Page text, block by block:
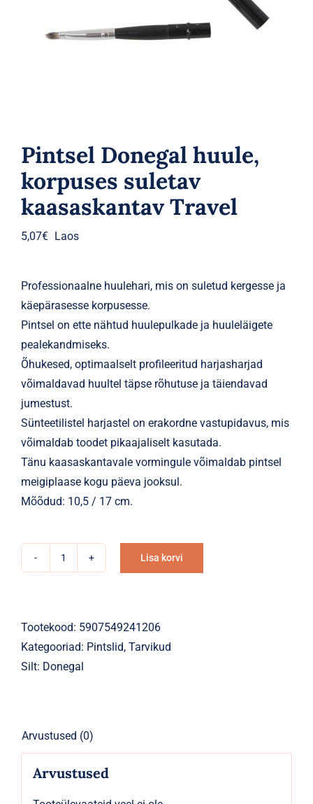
Kaubamärgid
Pintsel Donegal huule,
korpuses suletav
kaasaskantav Travel
5,07€ Laos
Professionaalne huulehari, mis on suletud kergesse ja
käepärasesse korpusesse.
Pintsel on ette nähtud huulepulkade ja huuleläigete
pealekandmiseks.
Õhukesed, optimaalselt profileeritud harjasharjad
võimaldavad huultel täpse rõhutuse ja täiendavad
jumestust.
Sünteetilistel harjastel on erakordne vastupidavus, mis
võimaldab toodet pikaajaliselt kasutada.
Tänu kaasaskantavale vormingule võimaldab pintsel
meigiplaase kogu päeva jooksul.
Mõõdud: 10,5 / 17 cm.
korpuses
suletav
kaasaskantav
Lisa korvi
Alternative:
Tootekood: 5907549241206
Kategooriad: Pintslid, Tarvikud
Silt: Donegal
Arvustused (0)
Arvustused